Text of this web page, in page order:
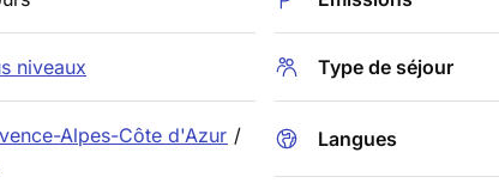
niveaux
Alpes-Côte d'Azur /
Type de séjour
Langues